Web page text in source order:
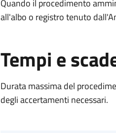
Quando il procedimento
all'albo o registro tenuto
Tempi e
Durata massima del
degli accertamenti necessari.